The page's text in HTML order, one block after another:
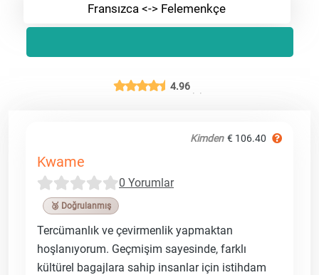
Fransızca <-> Felemenkçe
4.96
Kimden € 106.40
Kwame
0 Yorumlar
🥉 Doğrulanmış
Tercümanlık ve çevirmenlik yapmaktan
hoşlanıyorum. Geçmişim sayesinde, farklı
kültürel bagajlara sahip insanlar için istihdam